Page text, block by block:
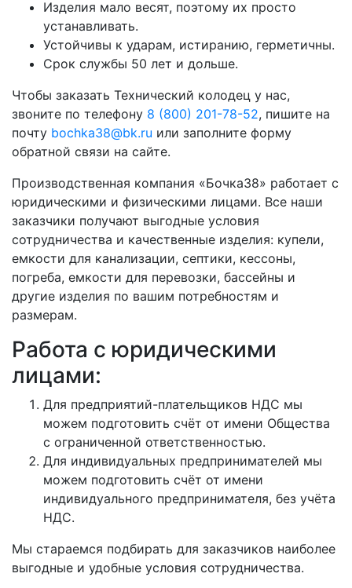
Изделия мало весят, поэтому их просто
устанавливать.
Устойчивы к ударам, истиранию, герметичны.
Срок службы 50 лет и дольше.
Чтобы заказать Технический колодец у нас,
звоните по телефону 8 (800) 201-78-52, пишите на
почту bochka38@bk.ru или заполните форму
обратной связи на сайте.
Производственная компания «Бочка38» работает с
юридическими и физическими лицами. Все наши
заказчики получают выгодные условия
сотрудничества и качественные изделия: купели,
емкости для канализации, септики, кессоны,
погреба, емкости для перевозки, бассейны и
другие изделия по вашим потребностям и
размерам.
Работа с юридическими
лицами:
Для предприятий-плательщиков НДС мы
можем подготовить счёт от имени Общества
с ограниченной ответственностью.
Для индивидуальных предпринимателей мы
можем подготовить счёт от имени
индивидуального предпринимателя, без учёта
НДС.
Мы стараемся подбирать для заказчиков наиболее
выгодные и удобные условия сотрудничества.